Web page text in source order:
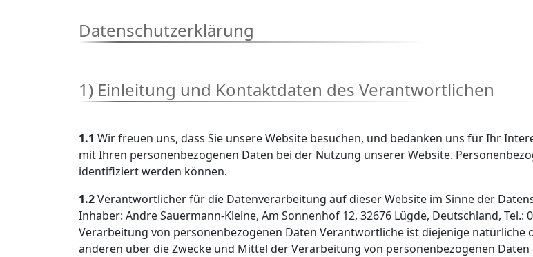
Datenschutzerklärung
1) Einleitung und Kontaktdaten des Verantwortlichen
1.1 Wir freuen uns, dass Sie unsere Website besuchen, und bedanken uns für Ihr
mit Ihren personenbezogenen Daten bei der Nutzung unserer Website.
identifiziert werden können.
1.2Verantwortlicher für die Datenverarbeitung auf dieser Website im Sinne der
Inhaber: Andre Sauermann-Kleine, Am Sonnenhof 12, 32676 Lügde, Deutschland, Tel.:
Verarbeitung von personenbezogenen Daten Verantwortliche ist diejenige
anderen über die Zwecke und Mittel der Verarbeitung von personenbezogenen Daten